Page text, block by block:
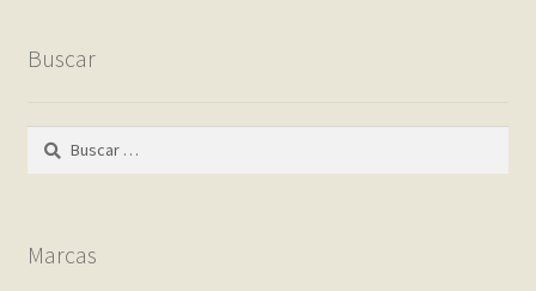
Buscar
Buscar:
Marcas